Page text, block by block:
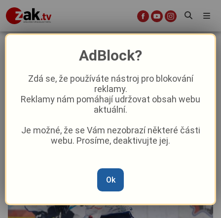
Plzeňský Matýs: V naší situaci si
nemůžeme hrát na kdovíjaké
hokejisty
Sport
Marie Osvaldová –2. 10. 2023|12:47
AdBlock?
Zdá se, že používáte nástroj pro blokování
reklamy.
Reklamy nám pomáhají udržovat obsah webu
aktuální.
Je možné, že se Vám nezobrazí některé části
webu. Prosíme, deaktivujte jej.
Ok